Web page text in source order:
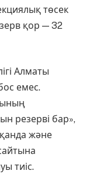
төсек
қор — 32
Алматы
емес.
резерві бар»,
және
тиіс.